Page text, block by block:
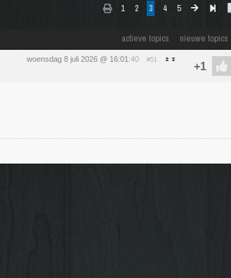
1 2 3 4 5
actieve topics nieuwe topics
woensdag 8 juli 2026 @ 16:01 :40 #51